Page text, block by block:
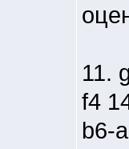
11.
f4
b6-